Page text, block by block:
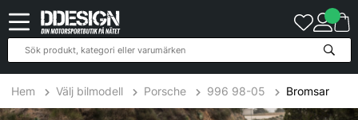
Hem Välj bilmodell Porsche 996 98-05 Bromsar
56 Produkter